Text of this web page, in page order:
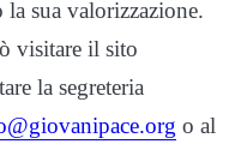
sua valorizzazione.
visitare il sito
la segreteria
o al